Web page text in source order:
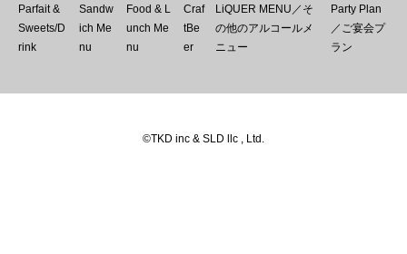
Parfait &
Sweets/D
rink
Sandw
ich Me
nu
Food & L
unch Me
nu
Craf
tBe
er
LiQUER MENU／そ
の他のアルコールメ
ニュー
Party Plan
／ご宴会プ
ラン
©TKD inc & SLD llc , Ltd.